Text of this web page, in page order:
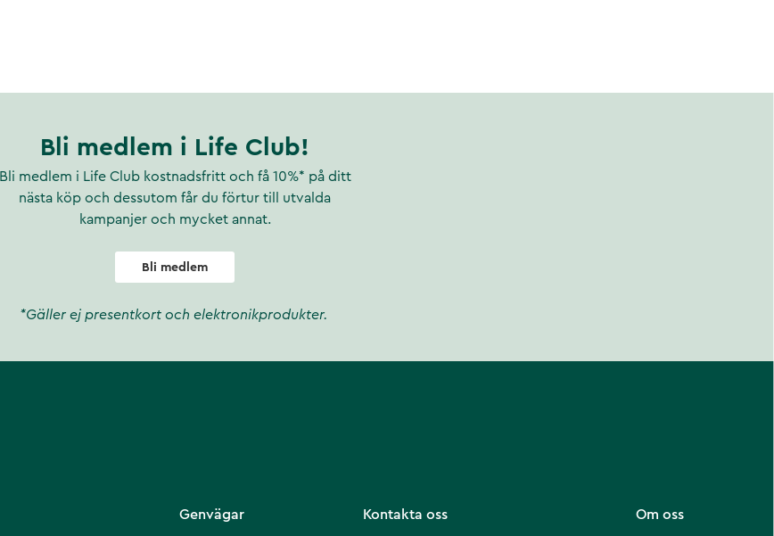
Bli medlem i Life Club!
Bli medlem i Life Club kostnadsfritt och få 10%* på ditt
nästa köp och dessutom får du förtur till utvalda
kampanjer och mycket annat.
Bli medlem
*Gäller ej presentkort och elektronikprodukter.
Om oss
Kontakta oss
Genvägar